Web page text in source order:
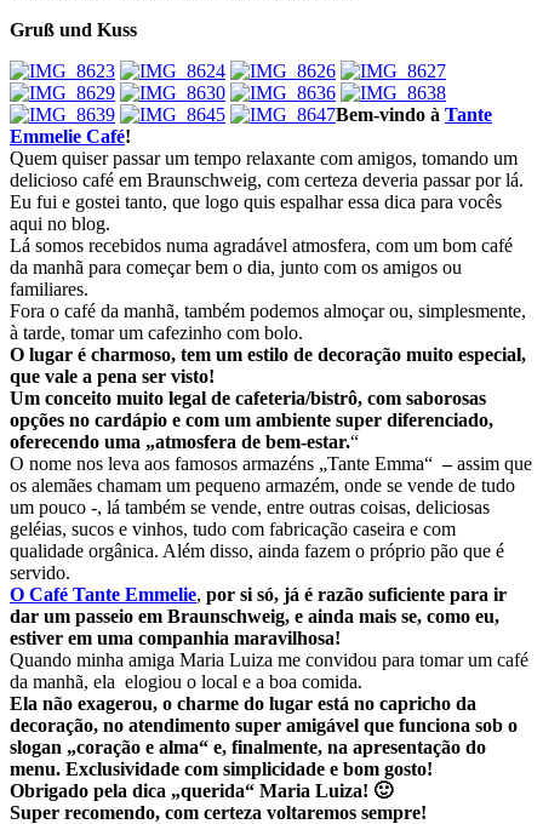
Gruß und Kuss
Bem-vindo à Tante
Emmelie Café!
Quem quiser passar um tempo relaxante com amigos, tomando um
delicioso café em Braunschweig, com certeza deveria passar por lá.
Eu fui e gostei tanto, que logo quis espalhar essa dica para vocês
aqui no blog.
Lá somos recebidos numa agradável atmosfera, com um bom café
da manhã para começar bem o dia, junto com os amigos ou
familiares.
Fora o café da manhã, também podemos almoçar ou, simplesmente,
à tarde, tomar um cafezinho com bolo.
O lugar é charmoso, tem um estilo de decoração muito especial,
que vale a pena ser visto!
Um conceito muito legal de cafeteria/bistrô, com saborosas
opções no cardápio e com um ambiente super diferenciado,
oferecendo uma „atmosfera de bem-estar.“
O nome nos leva aos famosos armazéns „Tante Emma“ –assim que
os alemães chamam um pequeno armazém, onde se vende de tudo
um pouco -, lá também se vende, entre outras coisas, deliciosas
geléias, sucos e vinhos, tudo com fabricação caseira e com
qualidade orgânica. Além disso, ainda fazem o próprio pão que é
servido.
O Café Tante Emmelie, por si só, já é razão suficiente para ir
dar um passeio em Braunschweig, e ainda mais se, como eu,
estiver em uma companhia maravilhosa!
Quando minha amiga Maria Luiza me convidou para tomar um café
da manhã, ela elogiou o local e a boa comida.
Ela não exagerou, o charme do lugar está no capricho da
decoração, no atendimento super amigável que funciona sob o
slogan „coração e alma“ e, finalmente, na apresentação do
menu. Exclusividade com simplicidade e bom gosto!
Obrigado pela dica „querida“ Maria Luiza! 🙂
Super recomendo, com certeza voltaremos sempre!